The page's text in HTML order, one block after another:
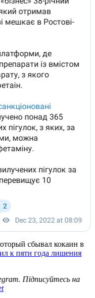
сбывал кокаин в
к пяти года лишения
Підписуйтесь на